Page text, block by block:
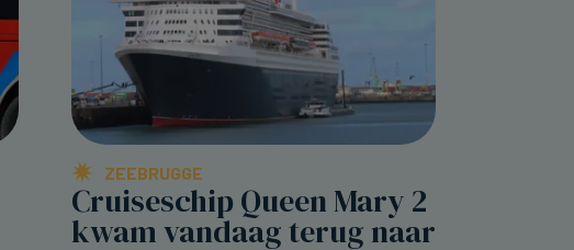
ZEEBRUGGE
Cruiseschip Queen Mary 2
kwam vandaag terug naar